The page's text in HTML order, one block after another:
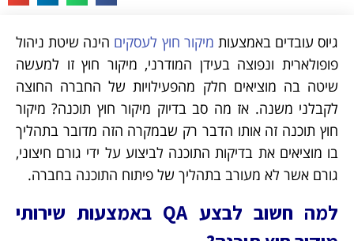
גיוס עובדים באמצעות מיקור חוץ לעסקים הינה שיטת ניהול
פופולארית ונפוצה בעידן המודרני, מיקור חוץ זו למעשה
שיטה בה מוציאים חלק מהפעילויות של החברה החוצה
לקבלני משנה. אז מה סב בדיוק מיקור חוץ תוכנה? מיקור
חוץ תוכנה זה אותו הדבר רק שבמקרה הזה מדובר בתהליך
בו מוציאים את בדיקות התוכנה לביצוע על ידי גורם חיצוני,
גורם אשר לא מעורב בתהליך של פיתוח התוכנה בחברה.
למה חשוב לבצע QA באמצעות שירותי